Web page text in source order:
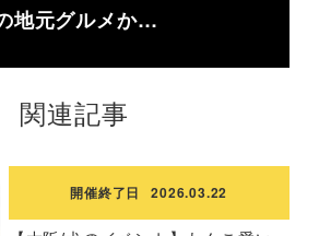
地元グルメか…
関連記事
開催終了日 2026.03.22